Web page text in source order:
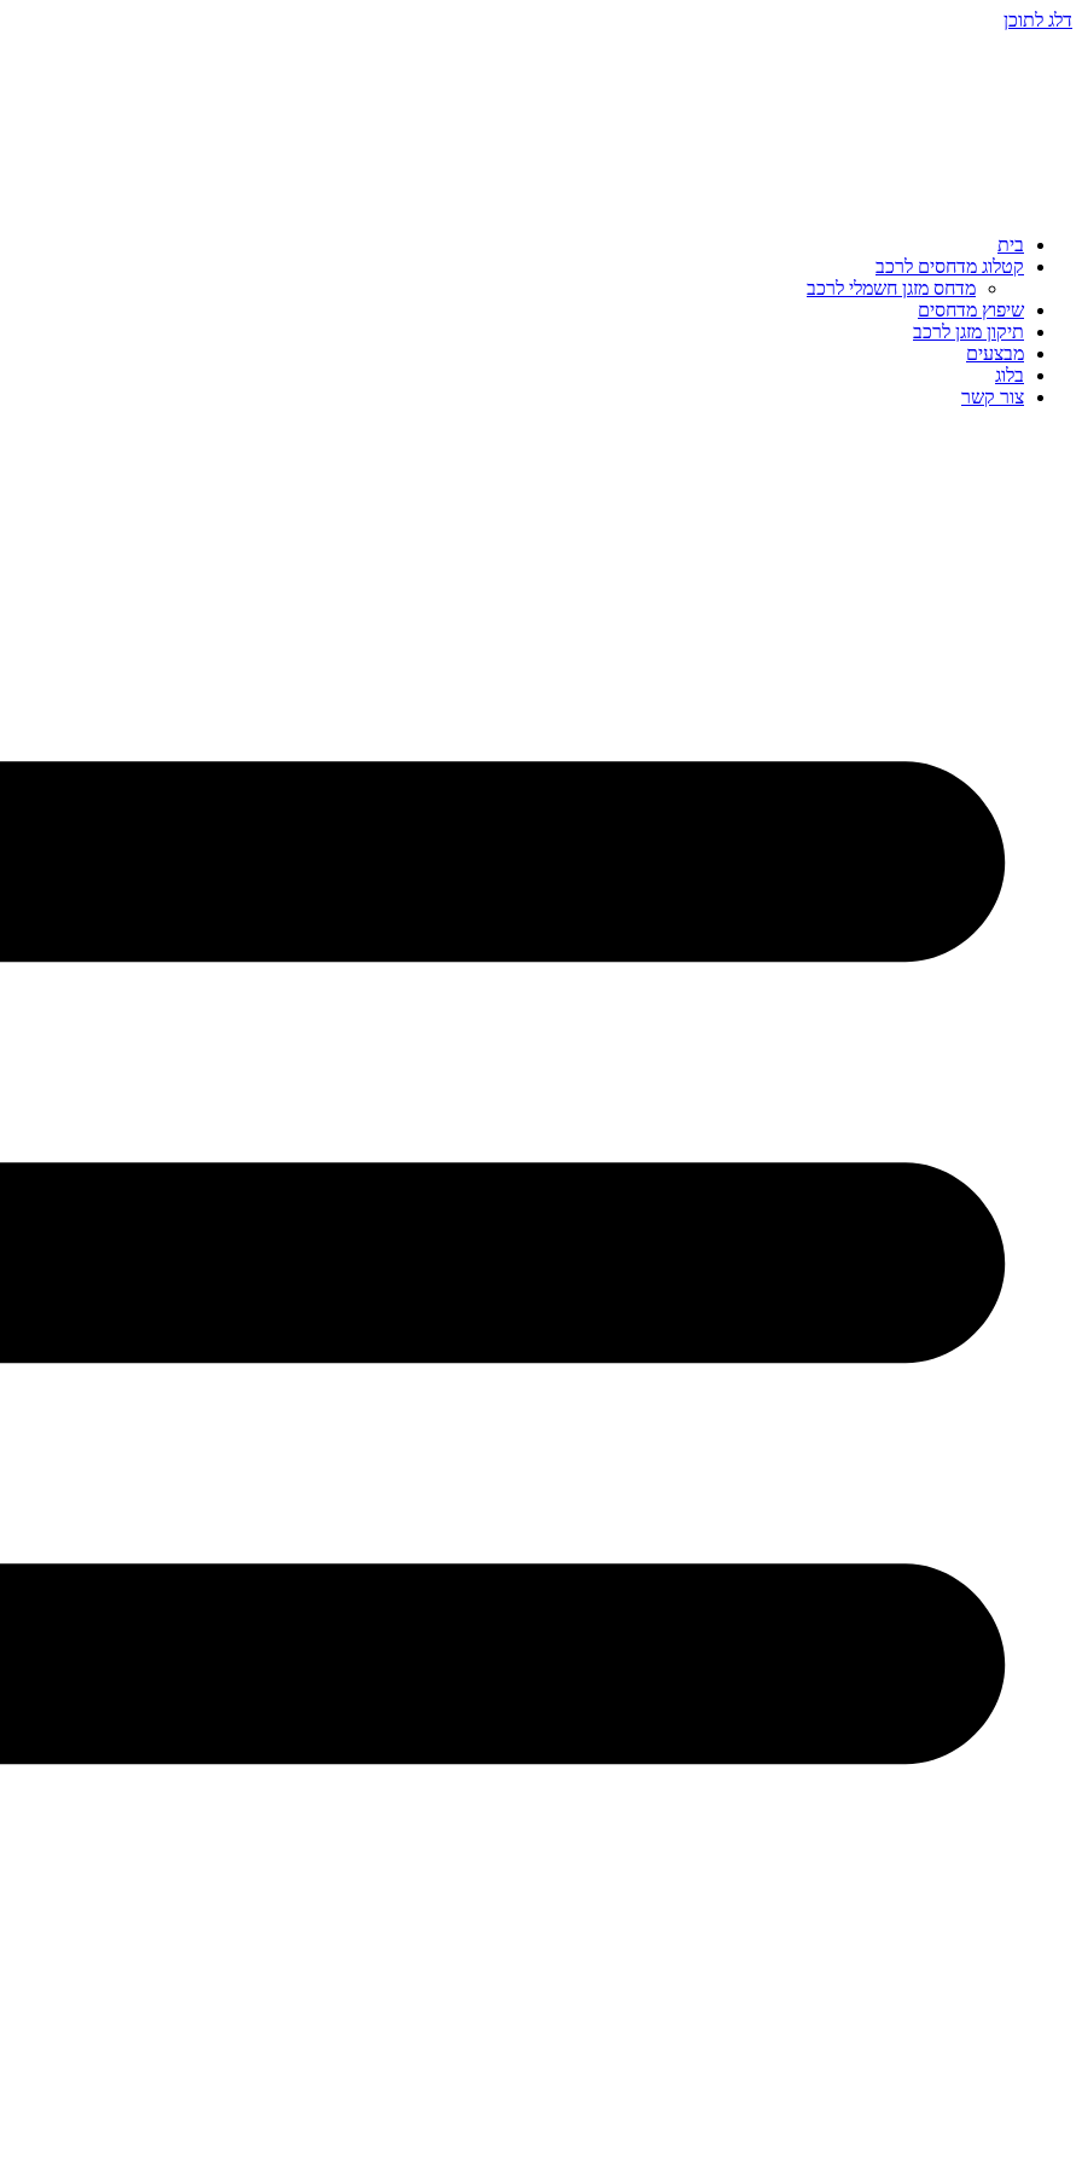
דלג לתוכן
בית
קטלוג מדחסים לרכב
מדחס מזגן חשמלי לרכב
שיפוץ מדחסים
תיקון מזגן לרכב
מבצעים
בלוג
צור קשר